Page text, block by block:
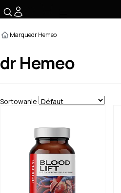
Marquedr Hemeo
dr Hemeo
Sortowanie